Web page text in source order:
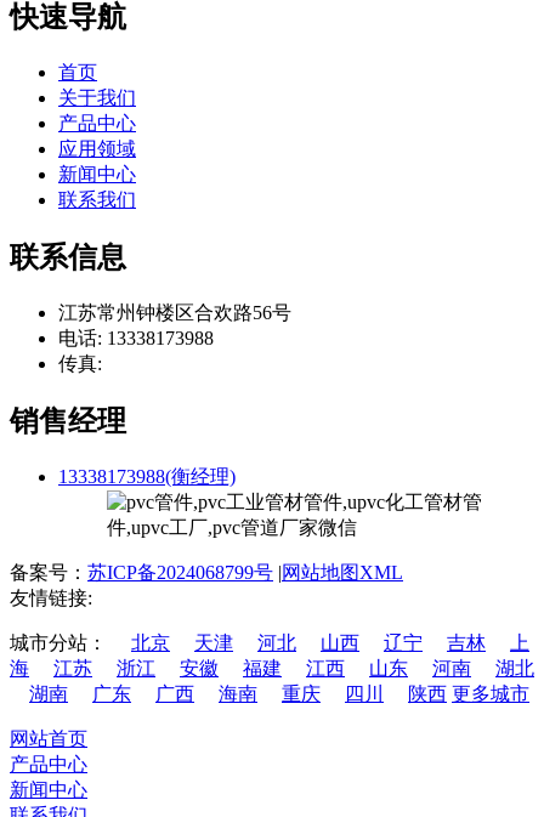
快速导航
首页
关于我们
产品中心
应用领域
新闻中心
联系我们
联系信息
江苏常州钟楼区合欢路56号
电话: 13338173988
传真:
销售经理
13338173988(衡经理)
备案号： 苏ICP备2024068799号 |网站地图XML
友情链接:
城市分站： 北京 天津 河北 山西 辽宁 吉林
上
海
江苏 浙江 安徽 福建 江西 山东 河南
湖北
湖南
广东 广西 海南 重庆 四川 陕西 更多城市
网站首页
产品中心
新闻中心